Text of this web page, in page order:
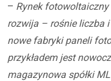
– Rynek
rozwija – rośnie liczba
nowe fabryki paneli
przykładem jest
magazynowa spółki